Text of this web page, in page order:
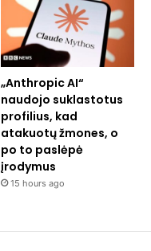
„Anthropic AI“
naudojo suklastotus
profilius, kad
atakuotų žmones, o
po to paslėpė
įrodymus
15 hours ago